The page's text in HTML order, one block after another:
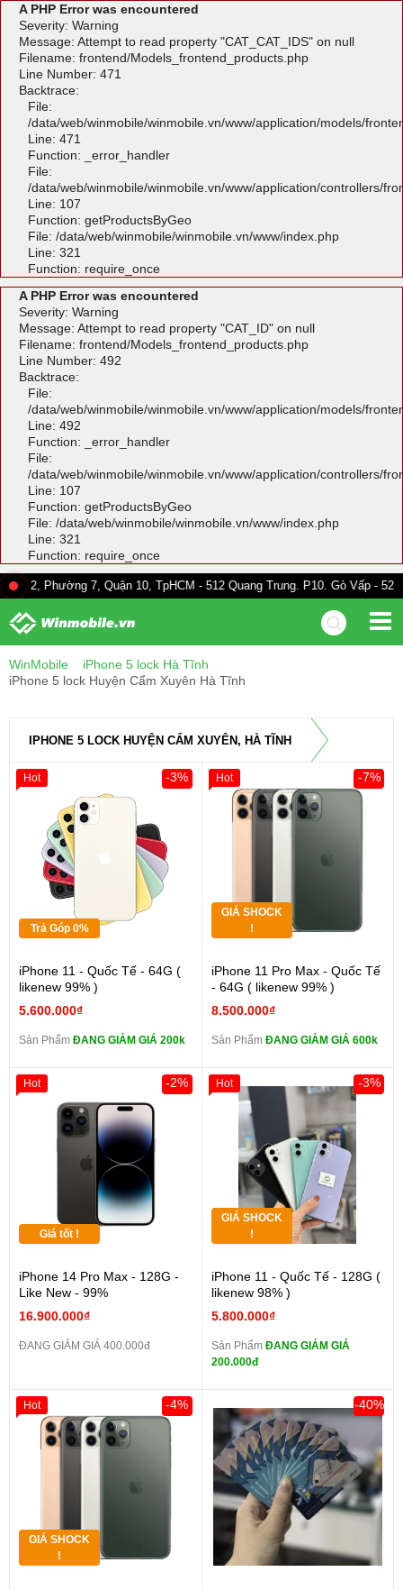
A PHP Error was encountered
Severity: Warning
Message: Attempt to read property "CAT_CAT_IDS" on null
Filename: frontend/Models_frontend_products.php
Line Number: 471
Backtrace:
File:
/data/web/winmobile/winmobile.vn/www/application/models/
Line: 471
Function: _error_handler
File:
/data/web/winmobile/winmobile.vn/www/application/controllers/
Line: 107
Function: getProductsByGeo
File: /data/web/winmobile/winmobile.vn/www/index.php
Line: 321
Function: require_once
A PHP Error was encountered
Severity: Warning
Message: Attempt to read property "CAT_ID" on null
Filename: frontend/Models_frontend_products.php
Line Number: 492
Backtrace:
File:
/data/web/winmobile/winmobile.vn/www/application/models/
Line: 492
Function: _error_handler
File:
/data/web/winmobile/winmobile.vn/www/application/controllers/
Line: 107
Function: getProductsByGeo
File: /data/web/winmobile/winmobile.vn/www/index.php
Line: 321
Function: require_once
7, Quận 10, TpHCM - 512 Quang Trung. P10. Gò Vấp - 528A Trường
WinMobile
iPhone 5 lock Hà Tĩnh
iPhone 5 lock Huyện Cẩm Xuyên Hà Tĩnh
IPHONE 5 LOCK HUYỆN CẨM XUYÊN, HÀ TĨNH
Trả Góp 0%
iPhone 11 - Quốc Tế - 64G (
likenew 99% )
5.600.000₫
-3%
Sản Phẩm ĐANG GIẢM GIÁ 200k
Hot
GIÁ SHOCK
!
iPhone 11 Pro Max - Quốc Tế
- 64G ( likenew 99% )
8.500.000₫
-7%
Sản Phẩm ĐANG GIẢM GIÁ 600k
Hot
Giá tốt !
iPhone 14 Pro Max - 128G -
Like New - 99%
16.900.000₫
-2%
ĐANG GIẢM GIÁ 400.000đ
Hot
GIÁ SHOCK
!
iPhone 11 - Quốc Tế - 128G (
likenew 98% )
5.800.000₫
-3%
Sản Phẩm ĐANG GIẢM GIÁ
200.000đ
Hot
GIÁ SHOCK
!
-4%
Hot -40%